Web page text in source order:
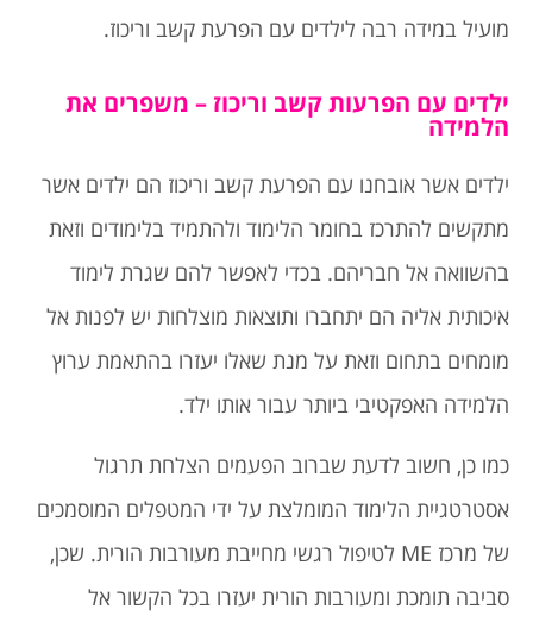
מועיל במידה רבה לילדים עם הפרעת קשב וריכוז.
ילדים עם הפרעות קשב וריכוז – משפרים את
הלמידה
ילדים אשר אובחנו עם הפרעת קשב וריכוז הם ילדים אשר
מתקשים להתרכז בחומר הלימוד ולהתמיד בלימודים וזאת
בהשוואה אל חבריהם. בכדי לאפשר להם שגרת לימוד
איכותית אליה הם יתחברו ותוצאות מוצלחות יש לפנות אל
מומחים בתחום וזאת על מנת שאלו יעזרו בהתאמת ערוץ
הלמידה האפקטיבי ביותר עבור אותו ילד.
כמו כן, חשוב לדעת שברוב הפעמים הצלחת תרגול
אסטרטגיית הלימוד המומלצת על ידי המטפלים המוסמכים
של מרכז ME לטיפול רגשי מחייבת מעורבות הורית. שכן,
סביבה תומכת ומעורבות הורית יעזרו בכל הקשור אל